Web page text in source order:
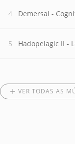
Demersal -
Hadopelagic II -
VER TODAS AS